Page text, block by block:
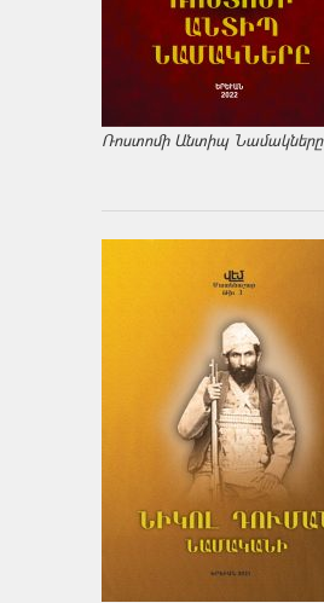
Ռոստոմի Անտիպ Նամակները